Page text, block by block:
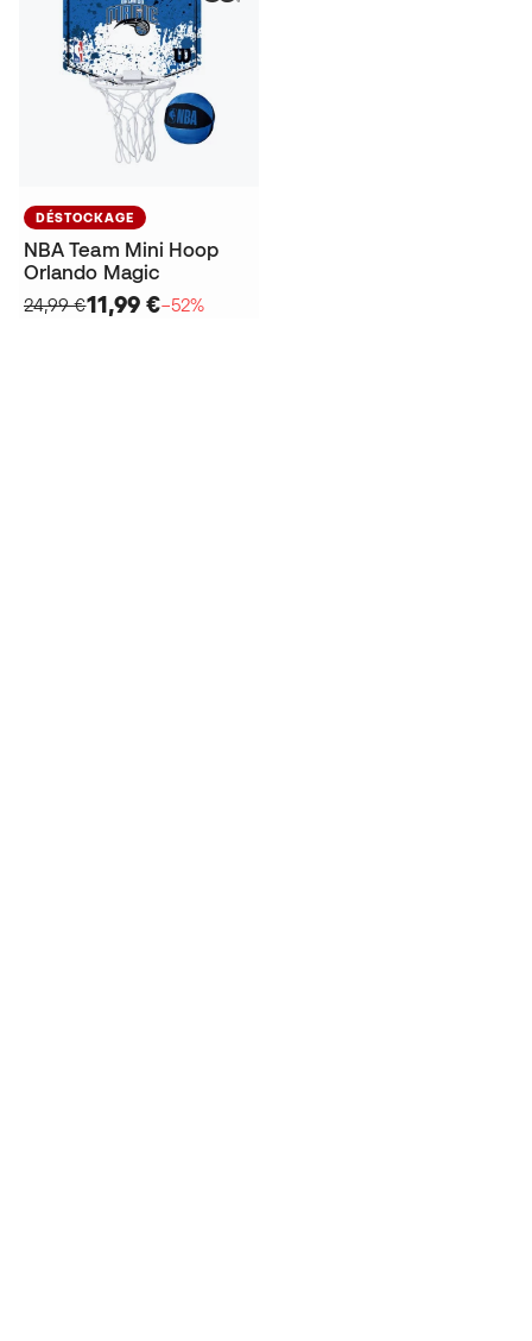
DÉSTOCKAGE
NBA Team Mini Hoop
Orlando Magic
24,99 €11,99 €−52%